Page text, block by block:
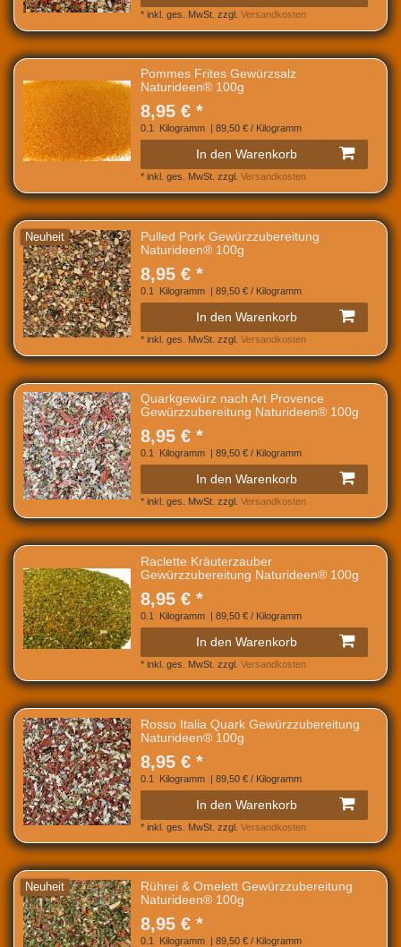
* inkl. ges. MwSt. zzgl. Versandkosten
Pommes Frites Gewürzsalz
Naturideen® 100g
8,95 € *
0.1 Kilogramm | 89,50 € / Kilogramm
In den Warenkorb
* inkl. ges. MwSt. zzgl. Versandkosten
Neuheit
Pulled Pork Gewürzzubereitung
Naturideen® 100g
8,95 € *
0.1 Kilogramm | 89,50 € / Kilogramm
In den Warenkorb
* inkl. ges. MwSt. zzgl. Versandkosten
Quarkgewürz nach Art Provence
Gewürzzubereitung Naturideen® 100g
8,95 € *
0.1 Kilogramm | 89,50 € / Kilogramm
In den Warenkorb
* inkl. ges. MwSt. zzgl. Versandkosten
Raclette Kräuterzauber
Gewürzzubereitung Naturideen® 100g
8,95 € *
0.1 Kilogramm | 89,50 € / Kilogramm
In den Warenkorb
* inkl. ges. MwSt. zzgl. Versandkosten
Rosso Italia Quark Gewürzzubereitung
Naturideen® 100g
8,95 € *
0.1 Kilogramm | 89,50 € / Kilogramm
In den Warenkorb
* inkl. ges. MwSt. zzgl. Versandkosten
Neuheit
Rührei & Omelett Gewürzzubereitung
Naturideen® 100g
8,95 € *
0.1 Kilogramm | 89,50 € / Kilogramm